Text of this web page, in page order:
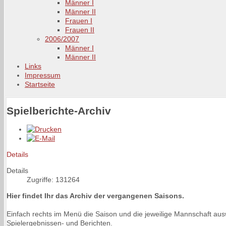
Männer I
Männer II
Frauen I
Frauen II
2006/2007
Männer I
Männer II
Links
Impressum
Startseite
Spielberichte-Archiv
Details
Details
Zugriffe: 131264
Hier findet Ihr das Archiv der vergangenen Saisons.
Einfach rechts im Menü die Saison und die jeweilige Mannschaft
Spielergebnissen- und Berichten.